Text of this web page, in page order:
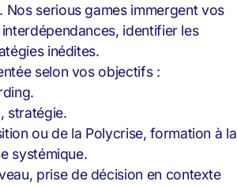
Nos serious games immergent vos
identifier les
inédites.
selon vos objectifs :
stratégie.
ou de la Polycrise, formation à la
systémique.
prise de décision en contexte